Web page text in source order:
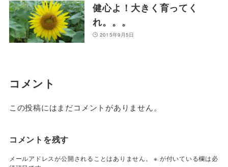
健心よ！大きく育ってく
れ。。。
2015年9月5日
コメント
この投稿にはまだコメントがありません。
コメントを残す
メールアドレスが公開されることはありません。 ※ が付いている欄は必